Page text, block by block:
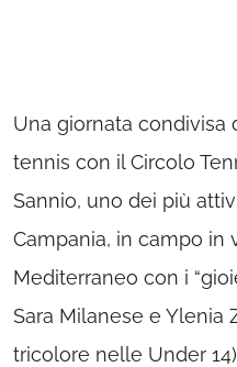
Una giornata
tennis con il Circolo
Sannio, uno dei più
Campania, in campo in
Mediterraneo con i
Sara Milanese e Ylenia
tricolore nelle Under